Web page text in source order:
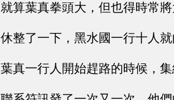
就算葉真拳頭大，但也得時常
休整了一下，黑水國一行十人
葉真一行人開始趕路的時候，